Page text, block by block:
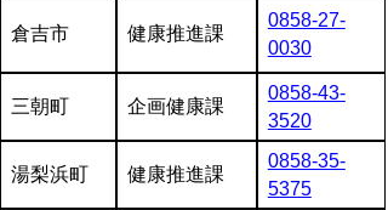
倉吉市 健康推進課
0858-27-
0030
三朝町 企画健康課
0858-43-
3520
湯梨浜町 健康推進課
0858-35-
5375